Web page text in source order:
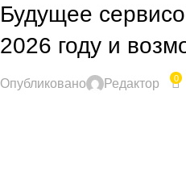
Будущее
2026 году и
Опубликовано Редактор 0